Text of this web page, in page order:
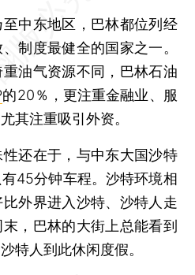
中东地区，巴林都位列经
制度最健全的国家之一。
油气资源不同，巴林石油
的20％，更注重金融业、服
其注重吸引外资。
还在于，与中东大国沙特
45分钟车程。沙特环境相
外界进入沙特、沙特人走
，巴林的大街上总能看到
特人到此休闲度假。